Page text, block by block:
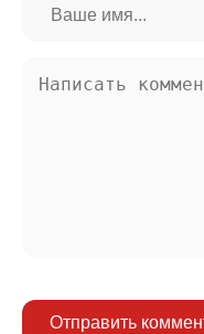
Отправить